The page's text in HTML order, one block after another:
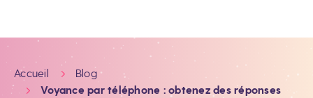
Accueil Blog
Voyance par téléphone : obtenez des réponses